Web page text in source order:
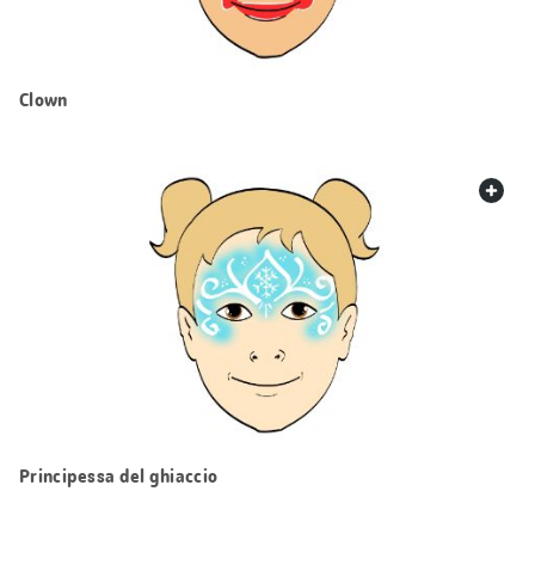
Clown
Principessa del ghiaccio